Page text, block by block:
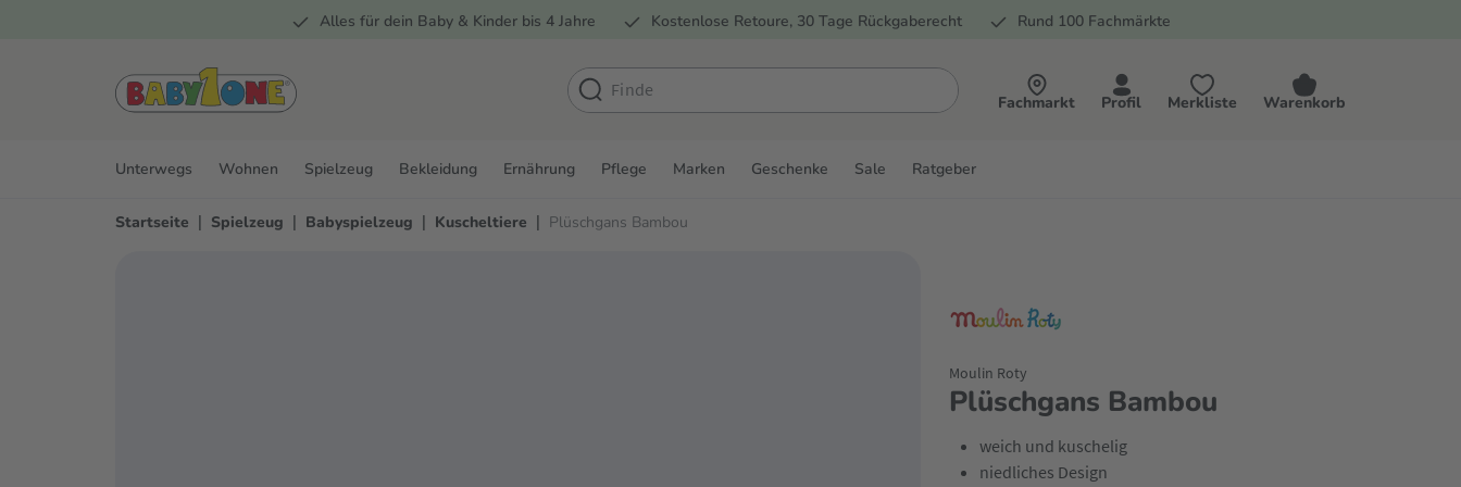
Alles für dein Baby & Kinder bis 4 Jahre Kostenlose Retoure, 30 Tage Rückgaberecht Rund 100 Fachmärkte
Fachmarkt Profil Merkliste Warenkorb
Unterwegs Wohnen Spielzeug Bekleidung Ernährung Pflege Marken Geschenke Sale Ratgeber
Startseite | Spielzeug | Babyspielzeug | Kuscheltiere | Plüschgans Bambou
Plüschgans Bambou
Moulin Roty
weich und kuschelig
niedliches Design